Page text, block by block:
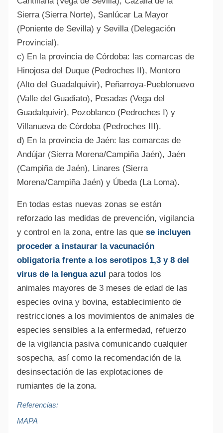
Sierra (Sierra Norte), Sanlúcar La Mayor
(Poniente de Sevilla) y Sevilla (Delegación
Provincial).
c) En la provincia de Córdoba: las comarcas de
Hinojosa del Duque (Pedroches II), Montoro
(Alto del Guadalquivir), Peñarroya-Pueblonuevo
(Valle del Guadiato), Posadas (Vega del
Guadalquivir), Pozoblanco (Pedroches I) y
Villanueva de Córdoba (Pedroches III).
d) En la provincia de Jaén: las comarcas de
Andújar (Sierra Morena/Campiña Jaén), Jaén
(Campiña de Jaén), Linares (Sierra
Morena/Campiña Jaén) y Úbeda (La Loma).
En todas estas nuevas zonas se están
reforzado las medidas de prevención, vigilancia
y control en la zona, entre las quese incluyen
proceder a instaurar la vacunación
obligatoria frente a los serotipos 1,3 y 8 del
virus de la lengua azul para todos los
animales mayores de 3 meses de edad de las
especies ovina y bovina, establecimiento de
restricciones a los movimientos de animales de
especies sensibles a la enfermedad, refuerzo
de la vigilancia pasiva comunicando cualquier
sospecha, así como la recomendación de la
desinsectación de las explotaciones de
rumiantes de la zona.
Referencias:
MAPA